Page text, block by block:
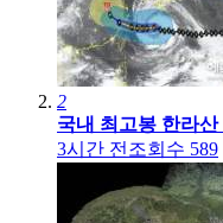
2
국내 최고봉 한라
3시간 전 조회수 589